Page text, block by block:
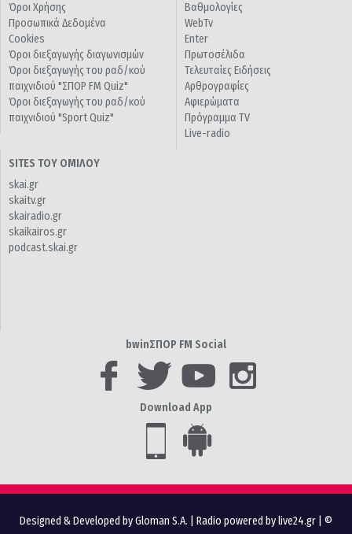
Όροι Χρήσης
Προσωπικά Δεδομένα
Cookies
Όροι διεξαγωγής διαγωνισμών
Όροι διεξαγωγής του ραδ/κού
παιχνιδιού "ΣΠΟΡ FM Quiz"
Όροι διεξαγωγής του ραδ/κού
παιχνιδιού "Sport Quiz"
Βαθμολογίες
WebTv
Enter
Πρωτοσέλιδα
Τελευταίες Ειδήσεις
Αρθρογραφίες
Αφιερώματα
Πρόγραμμα TV
Live-radio
SITES ΤΟΥ ΟΜΙΛΟΥ
skai.gr
skaitv.gr
skairadio.gr
skaikairos.gr
podcast.skai.gr
bwinΣΠΟΡ FM Social
Download App
Designed & Developed by Gloman S.A. Radio powered by live24.gr | ©